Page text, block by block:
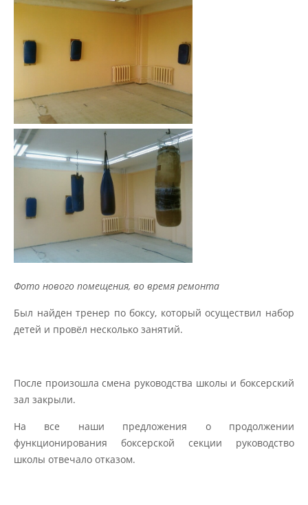
Фото нового помещения, во время ремонта
Был найден тренер по боксу, который осуществил набор
детей и провёл несколько занятий.
После произошла смена руководства школы и боксерский
зал закрыли.
На все наши предложения о продолжении
функционирования боксерской секции руководство
школы отвечало отказом.